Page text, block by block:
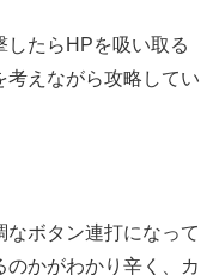
したらHPを吸い取る
えながら攻略してい
ボタン連打になって
のかがわかり辛く、カ